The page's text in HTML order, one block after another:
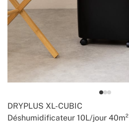
Déshumidificateur 10L/jour 40m²
DRYPLUS XL-CUBIC